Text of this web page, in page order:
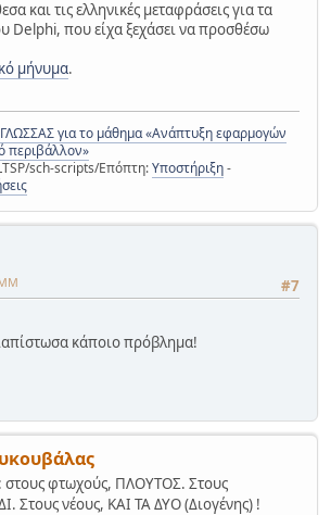
και τις ελληνικές μεταφράσεις για τα
Delphi, που είχα ξεχάσει να προσθέσω
μήνυμα.
για το μάθημα «Ανάπτυξη εφαρμογών
περιβάλλον»
sch-scripts/Επόπτη:Υποστήριξη-
#7
ΜΜ
κάποιο πρόβλημα!
στους φτωχούς, ΠΛΟΥΤΟΣ. Στους
Στους νέους, ΚΑΙ ΤΑ ΔΥΟ (Διογένης) !